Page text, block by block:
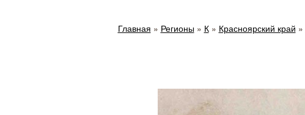
Главная » Регионы» К» Красноярский край »